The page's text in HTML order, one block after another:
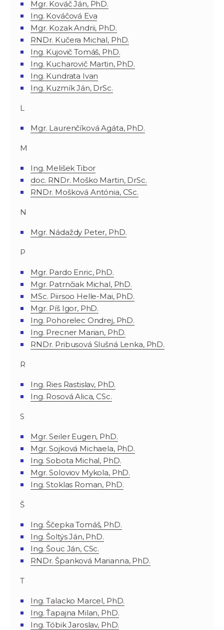
Mgr. Kováč Ján, PhD.
Ing. Kováčová Eva
Mgr. Kozak Andrii, PhD.
RNDr. Kučera Michal, PhD.
Ing. Kujovič Tomáš, PhD.
Ing. Kucharovič Martin, PhD.
Ing. Kundrata Ivan
Ing. Kuzmík Ján, DrSc.
L
Mgr. Laurenčíková Agáta, PhD.
M
Ing. Melišek Tibor
doc. RNDr. Moško Martin, DrSc.
RNDr. Mošková Antónia, CSc.
N
Mgr. Nádaždy Peter, PhD.
P
Mgr. Pardo Enric, PhD.
Mgr. Patrnčiak Michal, PhD.
MSc. Piirsoo Helle-Mai, PhD.
Mgr. Píš Igor, PhD.
Ing. Pohorelec Ondrej, PhD.
Ing. Precner Marian, PhD.
RNDr. Pribusová Slušná Lenka, PhD.
R
Ing. Ries Rastislav, PhD.
Ing. Rosová Alica, CSc.
S
Mgr. Seiler Eugen, PhD.
Mgr. Sojková Michaela, PhD.
Ing. Sobota Michal, PhD.
Mgr. Soloviov Mykola, PhD.
Ing. Stoklas Roman, PhD.
Š
Ing. Ščepka Tomáš, PhD.
Ing. Šoltýs Ján, PhD.
Ing. Šouc Ján, CSc.
RNDr. Španková Marianna, PhD.
T
Ing. Talacko Marcel, PhD.
Ing. Ťapajna Milan, PhD.
Ing. Tóbik Jaroslav, PhD.